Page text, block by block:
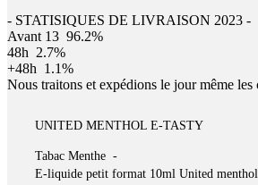
- STATISIQUES DE LIVRAISON 2023 -
Avant 13 96.2%
48h 2.7%
+48h 1.1%
Nous traitons et expédions le jour même
UNITED MENTHOL E-TASTY
Tabac Menthe -
E-liquide petit format 10ml United menthol